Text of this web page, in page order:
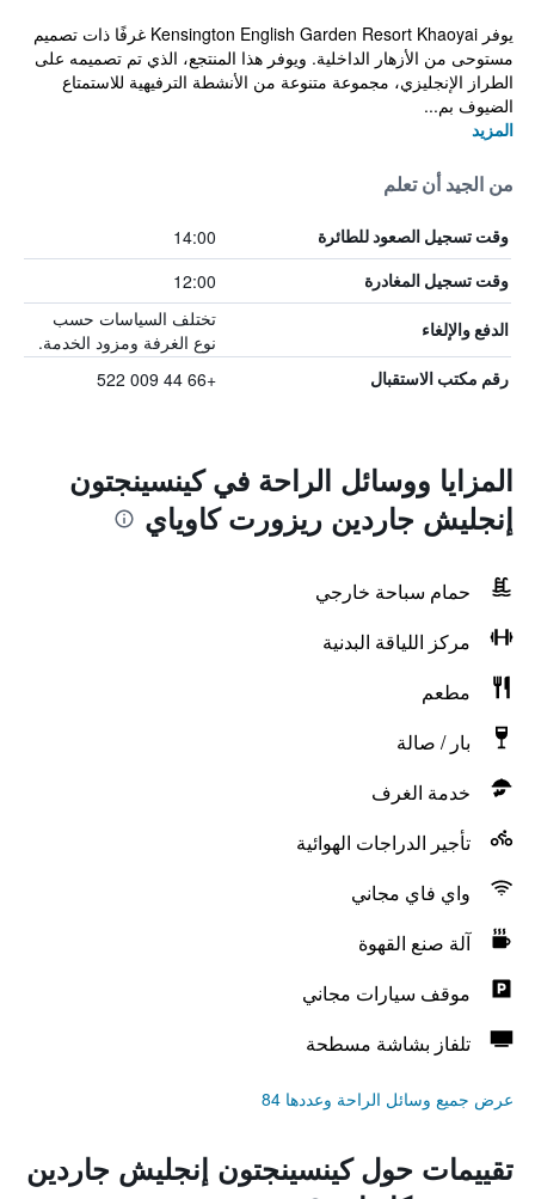
يوفر Kensington English Garden Resort Khaoyai غرفًا ذات تصميم
مستوحى من الأزهار الداخلية. ويوفر هذا المنتجع، الذي تم تصميمه على
الطراز الإنجليزي، مجموعة متنوعة من الأنشطة الترفيهية للاستمتاع
الضيوف بم...
المزيد
من الجيد أن تعلم
وقت تسجيل الصعود للطائرة 14:00
وقت تسجيل المغادرة 12:00
الدفع والإلغاء
تختلف السياسات حسب
نوع الغرفة ومزود الخدمة.
رقم مكتب الاستقبال +66 44 009 522
المزايا ووسائل الراحة في كينسينجتون
إنجليش جاردين ريزورت كاوياي
حمام سباحة خارجي
مركز اللياقة البدنية
مطعم
بار / صالة
خدمة الغرف
تأجير الدراجات الهوائية
واي فاي مجاني
آلة صنع القهوة
موقف سيارات مجاني
تلفاز بشاشة مسطحة
عرض جميع وسائل الراحة وعددها 84
تقييمات حول كينسينجتون إنجليش جاردين